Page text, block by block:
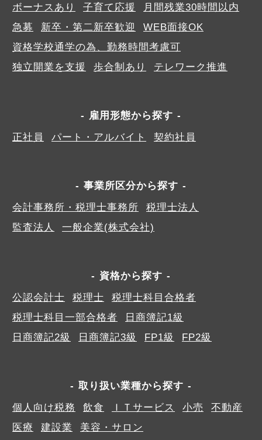
ボーナスあり
子育て応援
月間残業30時間以内
急募
新卒・第二新卒歓迎
WEB面接OK
資格学校通学の為、勤務時間考慮可
独立開業を支援
歩合制あり テレワーク推進
雇用形態から探す
正社員
パート・アルバイト 契約社員
事業所区分から探す
会計事務所・税理士事務所
税理士法人
監査法人
一般企業(株式会社)
資格から探す
公認会計士
税理士
税理士科目合格者
税理士科目一部合格者
日商簿記1級
日商簿記2級
日商簿記3級 FP1級 FP2級
取り扱い業種から探す
個人向け税務
飲食 ＩＴサービス 小売
不動産
医療
建設業 美容・サロン